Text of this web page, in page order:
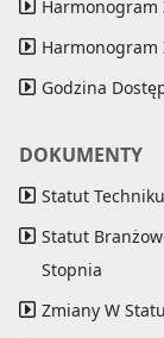
Harmonogram
Harmonogram
Godzina
DOKUMENTY
Statut
Statut
Stopnia
Zmiany W